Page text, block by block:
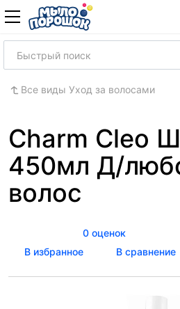
Все виды Уход за волосами
Charm Cleo
450мл Д/
волос
0 оценок
В избранное
В сравнение